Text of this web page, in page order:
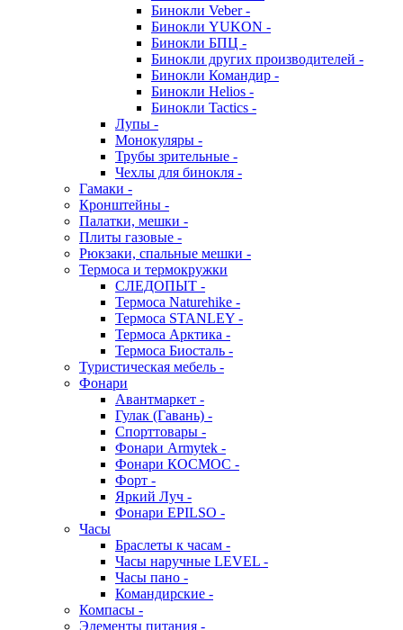
Бинокли Veber -
Бинокли YUKON -
Бинокли БПЦ -
Бинокли других производителей -
Бинокли Командир -
Бинокли Helios -
Бинокли Tactics -
Лупы -
Монокуляры -
Трубы зрительные -
Чехлы для бинокля -
Гамаки -
Кронштейны -
Палатки, мешки -
Плиты газовые -
Рюкзаки, спальные мешки -
Термоса и термокружки
СЛЕДОПЫТ -
Термоса Naturehike -
Термоса STANLEY -
Термоса Арктика -
Термоса Биосталь -
Туристическая мебель -
Фонари
Авантмаркет -
Гулак (Гавань) -
Спорттовары -
Фонари Armytek -
Фонари КОСМОС -
Форт -
Яркий Луч -
Фонари EPILSO -
Часы
Браслеты к часам -
Часы наручные LEVEL -
Часы пано -
Командирские -
Компасы -
Элементы питания -